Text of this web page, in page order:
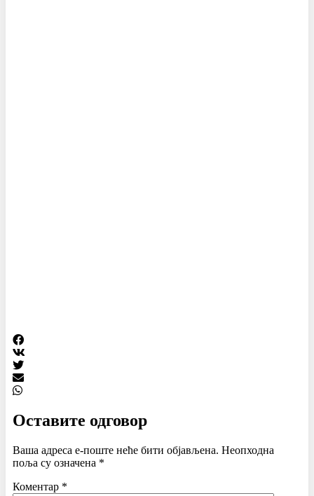
Оставите одговор
Ваша адреса е-поште неће бити објављена. Неопходна
поља су означена *
Коментар *